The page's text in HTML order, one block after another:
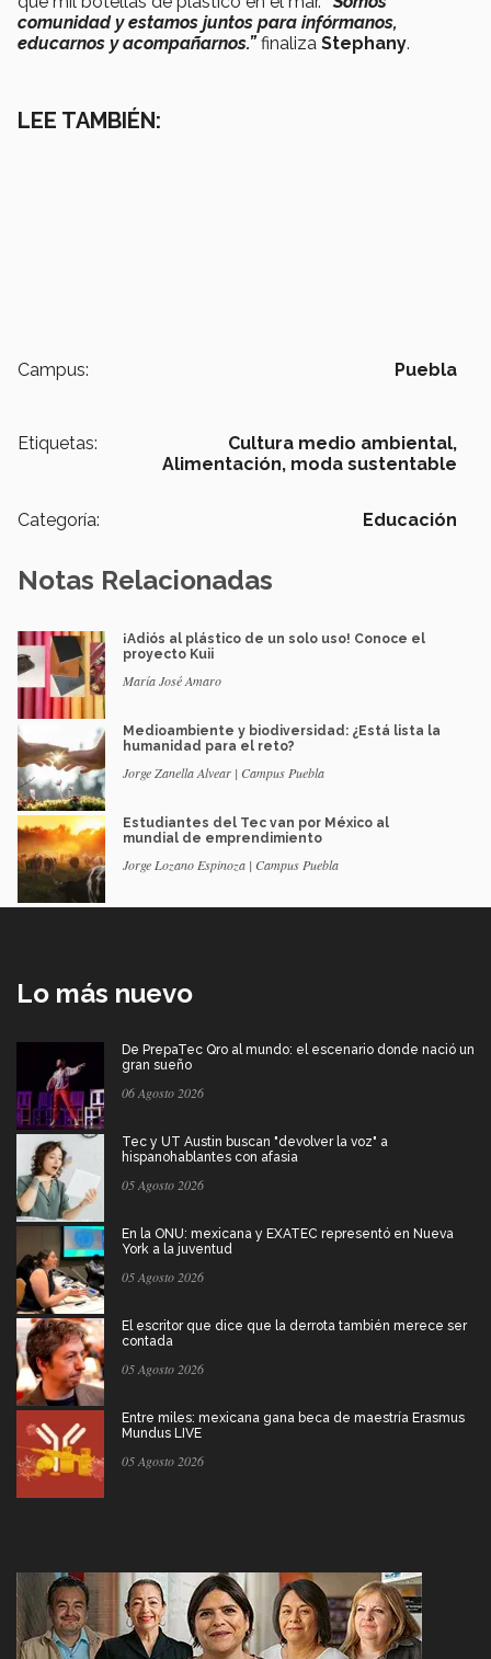
comunidad y estamos juntos para infórmanos,
educarnos y acompañarnos.” finaliza Stephany.
LEE TAMBIÉN:
Campus: Puebla
Etiquetas:
Cultura medio ambiental,
Alimentación, moda sustentable
Categoría: Educación
Notas Relacionadas
¡Adiós al plástico de un solo uso! Conoce el
proyecto Kuii
María José Amaro
Medioambiente y biodiversidad: ¿Está lista la
humanidad para el reto?
Jorge Zanella Alvear | Campus Puebla
Estudiantes del Tec van por México al
mundial de emprendimiento
Jorge Lozano Espinoza | Campus Puebla
Lo más nuevo
De PrepaTec Qro al mundo: el escenario donde nació un
gran sueño
06 Agosto 2026
Tec y UT Austin buscan "devolver la voz" a
hispanohablantes con afasia
05 Agosto 2026
En la ONU: mexicana y EXATEC representó en Nueva
York a la juventud
05 Agosto 2026
El escritor que dice que la derrota también merece ser
contada
05 Agosto 2026
Entre miles: mexicana gana beca de maestría Erasmus
Mundus LIVE
05 Agosto 2026